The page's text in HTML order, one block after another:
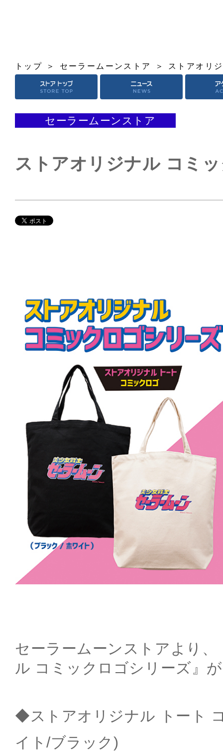
トップ セーラームーンストア ストアオリ
セーラームーンストア
ストアオリジナル コミ
セーラームーンストアより
ル コミックロゴシリーズ』
◆ストアオリジナル トート
イト/ブラック)